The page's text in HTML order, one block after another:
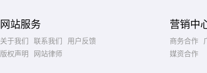
网站服务
关于我们 联系我们
用户反馈
版权声明
网站律师
营销中
商务合作
媒资合作